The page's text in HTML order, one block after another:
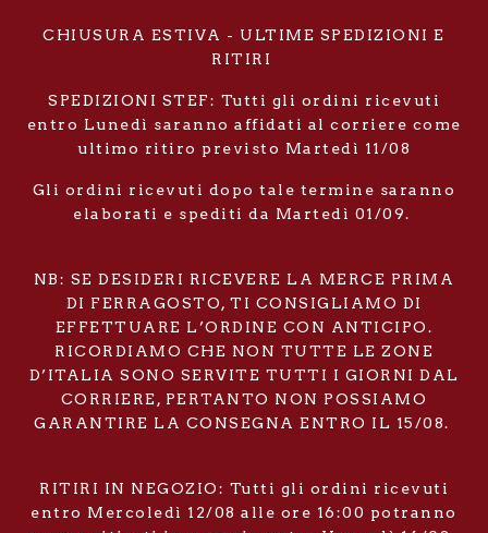
CHIUSURA ESTIVA - ULTIME SPEDIZIONI E
RITIRI
SPEDIZIONI STEF: Tutti gli ordini ricevuti
entro Lunedì saranno affidati al corriere come
ultimo ritiro previsto Martedì 11/08
Gli ordini ricevuti dopo tale termine saranno
elaborati e spediti da Martedì 01/09.
NB: SE DESIDERI RICEVERE LA MERCE PRIMA
DI FERRAGOSTO, TI CONSIGLIAMO DI
EFFETTUARE L’ORDINE CON ANTICIPO.
RICORDIAMO CHE NON TUTTE LE ZONE
D’ITALIA SONO SERVITE TUTTI I GIORNI DAL
CORRIERE, PERTANTO NON POSSIAMO
GARANTIRE LA CONSEGNA ENTRO IL 15/08.
RITIRI IN NEGOZIO: Tutti gli ordini ricevuti
entro Mercoledì 12/08 alle ore 16:00 potranno